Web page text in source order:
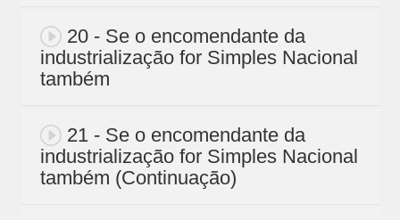
20 - Se o encomendante da
industrialização for Simples Nacional
também
21 - Se o encomendante da
industrialização for Simples Nacional
também (Continuação)